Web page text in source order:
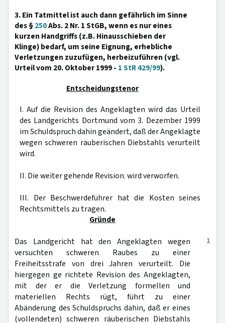
3. Ein Tatmittel ist auch dann gefährlich im Sinne
des §250Abs. 2 Nr. 1 StGB, wenn es nur eines
kurzen Handgriffs (z.B. Hinausschieben der
Klinge) bedarf, um seine Eignung, erhebliche
Verletzungen zuzufügen, herbeizuführen (vgl.
Urteil vom 20. Oktober 1999 - 1 StR 429/99).
Entscheidungstenor
I. Auf die Revision des Angeklagten wird das Urteil
des Landgerichts Dortmund vom 3. Dezember 1999
im Schuldspruch dahin geändert, daß der Angeklagte
wegen schweren räuberischen Diebstahls verurteilt
wird.
II. Die weiter gehende Revision. wird verworfen.
III. Der Beschwerdeführer hat die Kosten seines
Rechtsmittels zu tragen.
Gründe
1
Das Landgericht hat den Angeklagten wegen
versuchten schweren Raubes zu einer
Freiheitsstrafe von drei Jahren verurteilt. Die
hiergegen ge richtete Revision des Angeklagten,
mit der er die Verletzung formellen und
materiellen Rechts rügt, führt zu einer
Abänderung des Schuldspruchs dahin, daß er eines
(vollendeten) schweren räuberischen Diebstahls